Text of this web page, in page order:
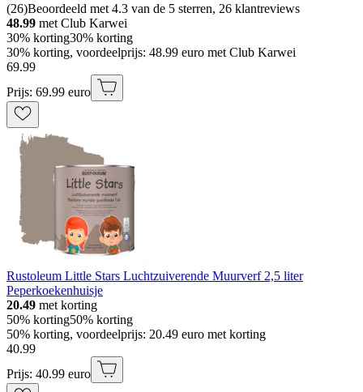
(26)Beoordeeld met 4.3 van de 5 sterren, 26 klantreviews
48.99 met Club Karwei
30% korting30% korting
30% korting, voordeelprijs: 48.99 euro met Club Karwei
69.99
Prijs: 69.99 euro
Rustoleum Little Stars Luchtzuiverende Muurverf 2,5 liter
Peperkoekenhuisje
20.49 met korting
50% korting50% korting
50% korting, voordeelprijs: 20.49 euro met korting
40.99
Prijs: 40.99 euro